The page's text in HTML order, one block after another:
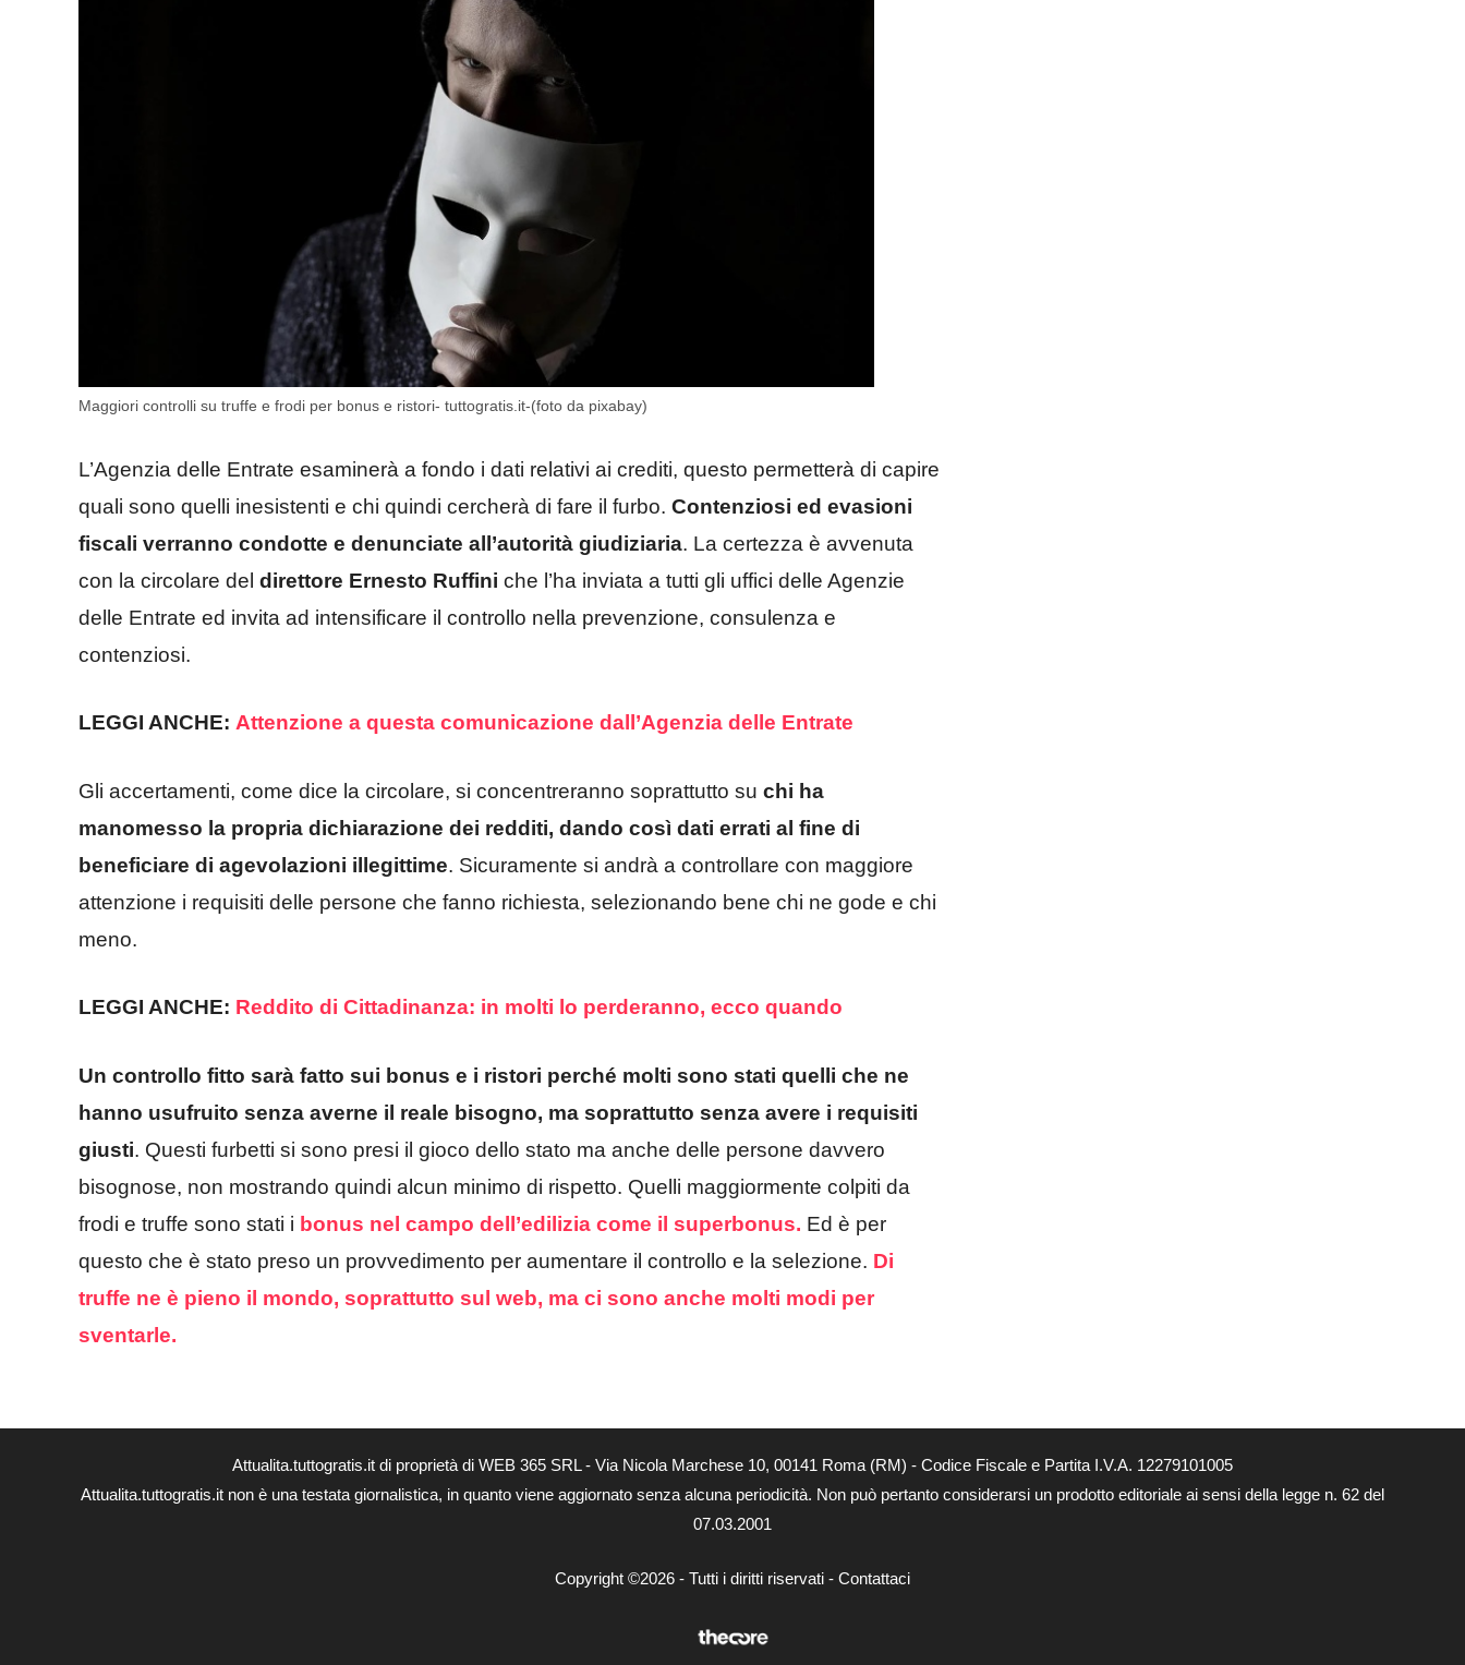
Maggiori controlli su truffe e frodi per bonus e ristori- tuttogratis.it-(foto da pixabay)
L’Agenzia delle Entrate esaminerà a fondo i dati relativi ai crediti, questo permetterà di capire
quali sono quelli inesistenti e chi quindi cercherà di fare il furbo. Contenziosi ed evasioni
fiscali verranno condotte e denunciate all’autorità giudiziaria. La certezza è avvenuta
con la circolare del direttore Ernesto Ruffini che l’ha inviata a tutti gli uffici delle Agenzie
delle Entrate ed invita ad intensificare il controllo nella prevenzione, consulenza e
contenziosi.
LEGGI ANCHE: Attenzione a questa comunicazione dall’Agenzia delle Entrate
Gli accertamenti, come dice la circolare, si concentreranno soprattutto su chi ha
manomesso la propria dichiarazione dei redditi, dando così dati errati al fine di
beneficiare di agevolazioni illegittime. Sicuramente si andrà a controllare con maggiore
attenzione i requisiti delle persone che fanno richiesta, selezionando bene chi ne gode e chi
meno.
LEGGI ANCHE: Reddito di Cittadinanza: in molti lo perderanno, ecco quando
Un controllo fitto sarà fatto sui bonus e i ristori perché molti sono stati quelli che ne
hanno usufruito senza averne il reale bisogno, ma soprattutto senza avere i requisiti
giusti. Questi furbetti si sono presi il gioco dello stato ma anche delle persone davvero
bisognose, non mostrando quindi alcun minimo di rispetto. Quelli maggiormente colpiti da
frodi e truffe sono stati i bonus nel campo dell’edilizia come il superbonus. Ed è per
questo che è stato preso un provvedimento per aumentare il controllo e la selezione. Di
truffe ne è pieno il mondo, soprattutto sul web, ma ci sono anche molti modi per
sventarle.
Attualita.tuttogratis.it di proprietà di WEB 365 SRL - Via Nicola Marchese 10, 00141 Roma (RM) - Codice Fiscale e Partita I.V.A. 12279101005
Attualita.tuttogratis.it non è una testata giornalistica, in quanto viene aggiornato senza alcuna periodicità. Non può pertanto considerarsi un prodotto editoriale ai sensi della legge n. 62 del
07.03.2001
Copyright ©2026 - Tutti i diritti riservati - Contattaci